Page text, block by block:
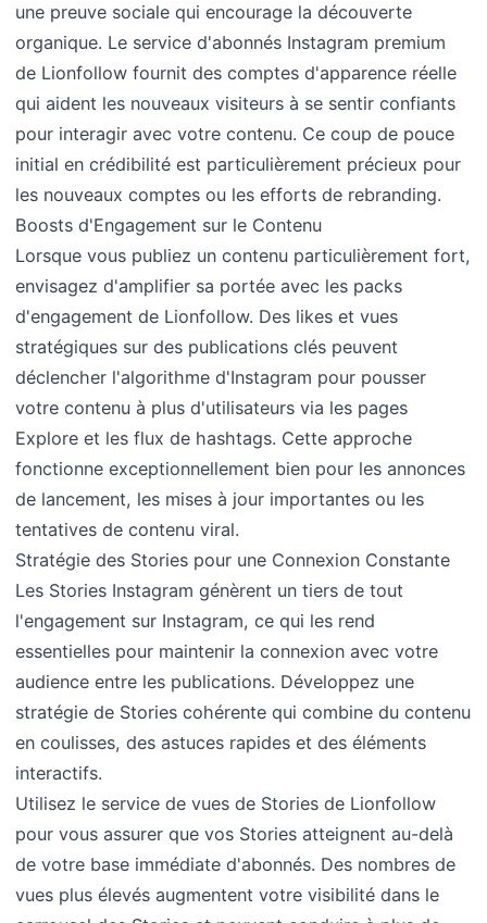
une preuve sociale qui encourage la découverte
organique. Le service d'abonnés Instagram premium
de Lionfollow fournit des comptes d'apparence réelle
qui aident les nouveaux visiteurs à se sentir confiants
pour interagir avec votre contenu. Ce coup de pouce
initial en crédibilité est particulièrement précieux pour
les nouveaux comptes ou les efforts de rebranding.
Boosts d'Engagement sur le Contenu
Lorsque vous publiez un contenu particulièrement fort,
envisagez d'amplifier sa portée avec les packs
d'engagement de Lionfollow. Des likes et vues
stratégiques sur des publications clés peuvent
déclencher l'algorithme d'Instagram pour pousser
votre contenu à plus d'utilisateurs via les pages
Explore et les flux de hashtags. Cette approche
fonctionne exceptionnellement bien pour les annonces
de lancement, les mises à jour importantes ou les
tentatives de contenu viral.
Stratégie des Stories pour une Connexion Constante
Les Stories Instagram génèrent un tiers de tout
l'engagement sur Instagram, ce qui les rend
essentielles pour maintenir la connexion avec votre
audience entre les publications. Développez une
stratégie de Stories cohérente qui combine du contenu
en coulisses, des astuces rapides et des éléments
interactifs.
Utilisez le service de vues de Stories de Lionfollow
pour vous assurer que vos Stories atteignent au-delà
de votre base immédiate d'abonnés. Des nombres de
vues plus élevés augmentent votre visibilité dans le